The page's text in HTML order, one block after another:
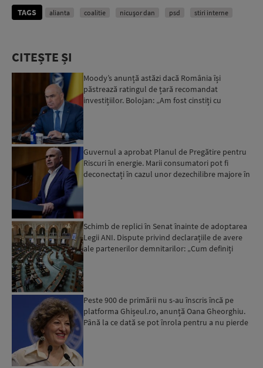
TAGS alianta coalitie nicușor dan psd stiri interne
CITEȘTE ȘI
Moody’s anunță astăzi dacă România își
păstrează ratingul de țară recomandat
investițiilor. Bolojan: „Am fost cinstiți cu
Guvernul a aprobat Planul de Pregătire pentru
Riscuri în energie. Marii consumatori pot fi
deconectați în cazul unor dezechilibre majore în
Schimb de replici în Senat înainte de adoptarea
Legii ANI. Dispute privind declarațiile de avere
ale partenerilor demnitarilor: „Cum definiți
Peste 900 de primării nu s-au înscris încă pe
platforma Ghișeul.ro, anunță Oana Gheorghiu.
Până la ce dată se pot înrola pentru a nu pierde